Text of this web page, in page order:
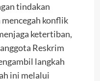
tindakan
konflik
ketertiban,
Reskrim
langkah
ini melalui